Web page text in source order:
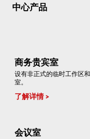
中心产品
商务贵宾室
设有非正式的临时工作区
室。
了解详情
会议室